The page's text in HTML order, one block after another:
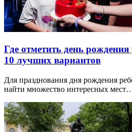
Где отметить день
10 лучших вариантов
Для празднования дня рождения
найти множество интересных